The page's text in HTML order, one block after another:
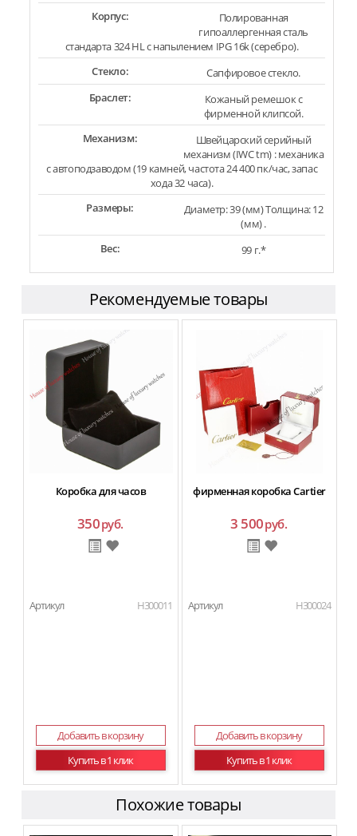
Корпус:
Полированная
гипоаллергенная сталь
стандарта 324 HL с напылением IPG 16k (серебро).
Стекло:
Сапфировое стекло.
Браслет:
Кожаный ремешок с
фирменной клипсой.
Механизм:
Швейцарский серийный
механизм (IWC tm) : механика
с автоподзаводом (19 камней, частота 24 400 пк/час, запас
хода 32 часа).
Размеры:
Диаметр: 39 (мм) Толщина: 12
(мм) .
Вес:
99 г.*
Рекомендуемые товары
Коробка для часов
350руб.
Артикул H300011
Добавить в корзину
Купить в 1 клик
фирменная коробка Cartier
3 500руб.
Артикул H300024
Добавить в корзину
Купить в 1 клик
Похожие товары